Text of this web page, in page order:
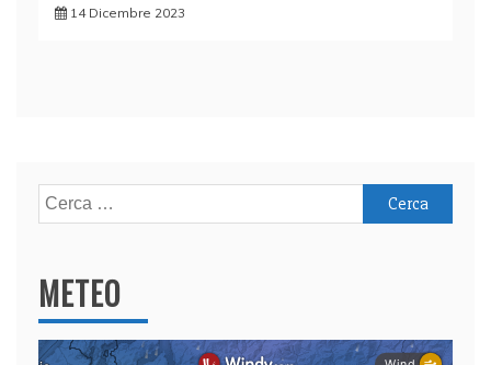
14 Dicembre 2023
Ricerca
per:
METEO